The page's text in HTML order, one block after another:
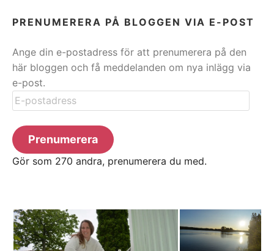
PRENUMERERA PÅ BLOGGEN VIA E-POST
Ange din e-postadress för att prenumerera på den
här bloggen och få meddelanden om nya inlägg via
e-post.
E-
postadress
Prenumerera
Gör som 270 andra, prenumerera du med.